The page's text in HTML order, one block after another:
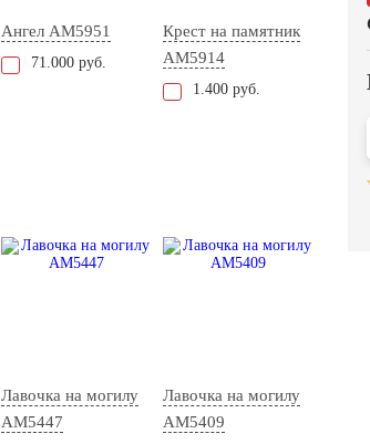
Ангел AM5951
71.000 руб.
Крест на памятник
AM5914
1.400 руб.
Лавочка на могилу
AM5447
Лавочка на могилу
AM5409